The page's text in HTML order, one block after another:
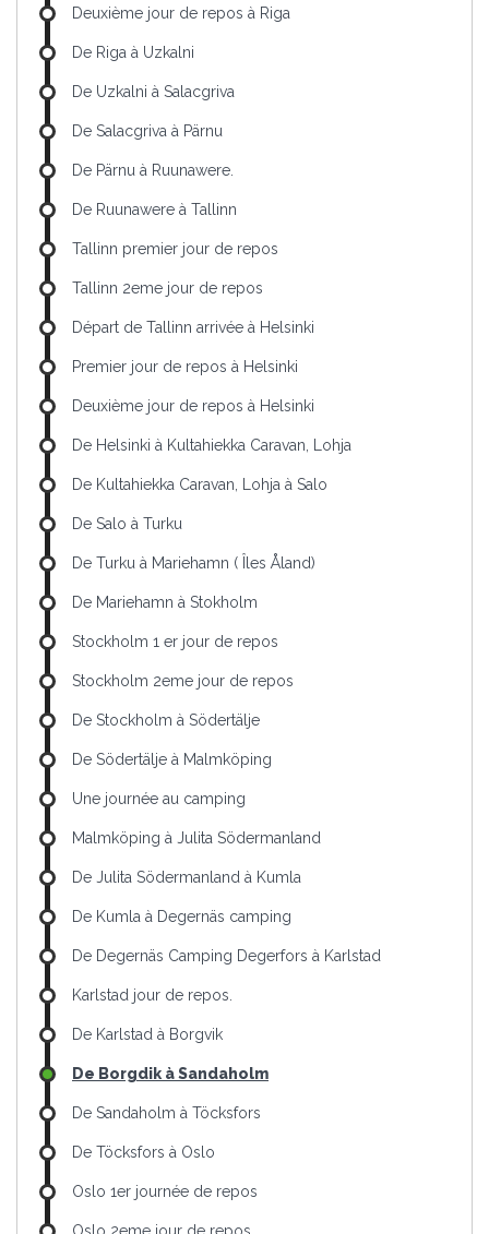
Deuxième jour de repos à Riga
De Riga à Uzkalni
De Uzkalni à Salacgriva
De Salacgriva à Pärnu
De Pärnu à Ruunawere.
De Ruunawere à Tallinn
Tallinn premier jour de repos
Tallinn 2eme jour de repos
Départ de Tallinn arrivée à Helsinki
Premier jour de repos à Helsinki
Deuxième jour de repos à Helsinki
De Helsinki à Kultahiekka Caravan, Lohja
De Kultahiekka Caravan, Lohja à Salo
De Salo à Turku
De Turku à Mariehamn ( Îles Åland)
De Mariehamn à Stokholm
Stockholm 1 er jour de repos
Stockholm 2eme jour de repos
De Stockholm à Södertälje
De Södertälje à Malmköping
Une journée au camping
Malmköping à Julita Södermanland
De Julita Södermanland à Kumla
De Kumla à Degernäs camping
De Degernäs Camping Degerfors à Karlstad
Karlstad jour de repos.
De Karlstad à Borgvik
De Borgdik à Sandaholm
De Sandaholm à Töcksfors
De Töcksfors à Oslo
Oslo 1er journée de repos